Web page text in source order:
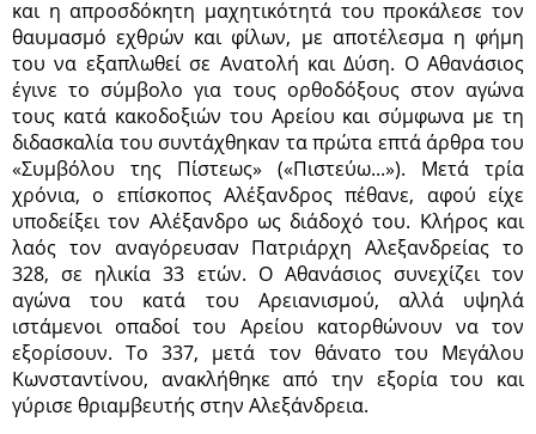
και η απροσδόκητη μαχητικότητά του προκάλεσε τον
θαυμασμό εχθρών και φίλων, με αποτέλεσμα η φήμη
του να εξαπλωθεί σε Ανατολή και Δύση. Ο Αθανάσιος
έγινε το σύμβολο για τους ορθοδόξους στον αγώνα
τους κατά κακοδοξιών του Αρείου και σύμφωνα με τη
διδασκαλία του συντάχθηκαν τα πρώτα επτά άρθρα του
«Συμβόλου της Πίστεως» («Πιστεύω...»). Μετά τρία
χρόνια, ο επίσκοπος Αλέξανδρος πέθανε, αφού είχε
υποδείξει τον Αλέξανδρο ως διάδοχό του. Κλήρος και
λαός τον αναγόρευσαν Πατριάρχη Αλεξανδρείας το
328, σε ηλικία 33 ετών. Ο Αθανάσιος συνεχίζει τον
αγώνα του κατά του Αρειανισμού, αλλά υψηλά
ιστάμενοι οπαδοί του Αρείου κατορθώνουν να τον
εξορίσουν. Το 337, μετά τον θάνατο του Μεγάλου
Κωνσταντίνου, ανακλήθηκε από την εξορία του και
γύρισε θριαμβευτής στην Αλεξάνδρεια.